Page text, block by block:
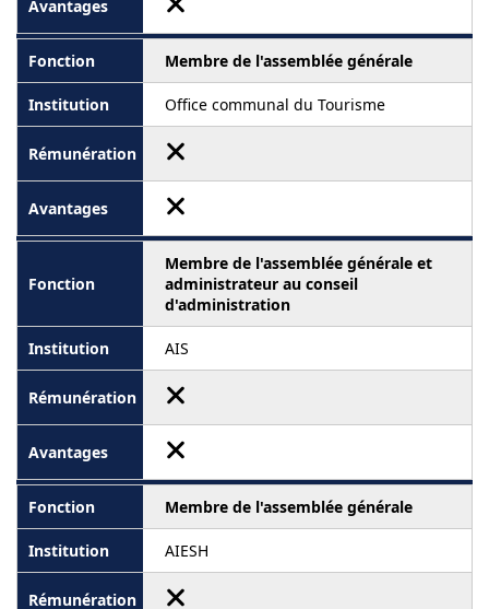
Membre de l'assemblée générale
Office communal du Tourisme
Membre de l'assemblée générale et
administrateur au conseil
d'administration
AIS
Membre de l'assemblée générale
AIESH